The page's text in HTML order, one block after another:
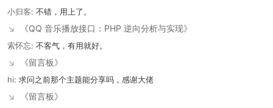
小归客: 不错，用上了。
↘ 《QQ 音乐播放接口：PHP 逆向分析与实现》
索怀忘: 不客气，有用就好。
↘ 《留言板》
hi: 求问之前那个主题能分享吗，感谢大佬
↘ 《留言板》